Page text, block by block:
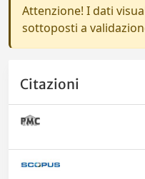
Attenzione! I dati
sottoposti a
Citazioni